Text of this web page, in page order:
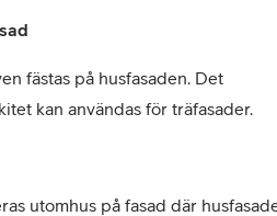
fästas på husfasaden. Det
kan användas för träfasader.
utomhus på fasad där